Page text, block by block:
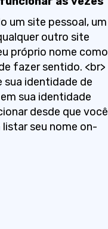
um site pessoal, um
outro site
próprio nome como
fazer sentido. <br>
sua identidade de
sua identidade
desde que você
seu nome on-